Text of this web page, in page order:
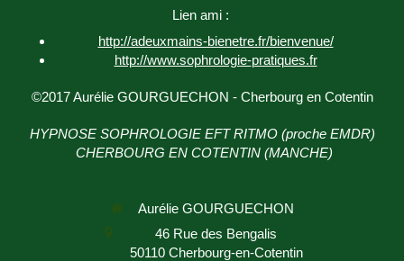
Lien ami :
http://adeuxmains-bienetre.fr/bienvenue/
http://www.sophrologie-pratiques.fr
©2017 Aurélie GOURGUECHON - Cherbourg en Cotentin
HYPNOSE SOPHROLOGIE EFT RITMO (proche EMDR)
CHERBOURG EN COTENTIN (MANCHE)
Aurélie GOURGUECHON
46 Rue des Bengalis
50110 Cherbourg-en-Cotentin